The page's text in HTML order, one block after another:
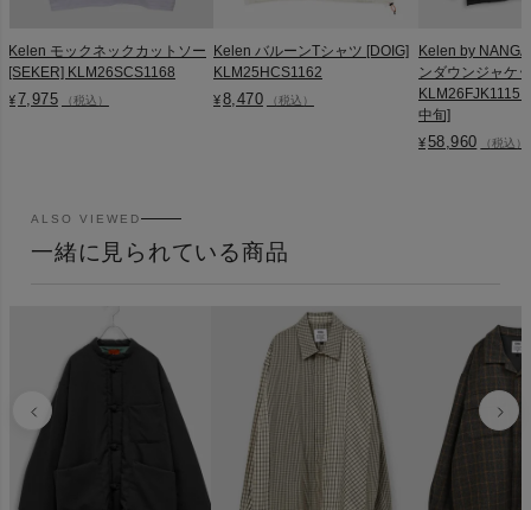
Kelen モックネックカットソー
[SEKER] KLM26SCS1168
¥7,975 （税込）
Kelen バルーンTシャツ [DOIG]
KLM25HCS1162
¥8,470 （税込）
Kelen by
ンダウンジャケ
KLM26FJK1115
中旬]
¥58,960 （税込）
ALSO VIEWED
一緒に見られている商品